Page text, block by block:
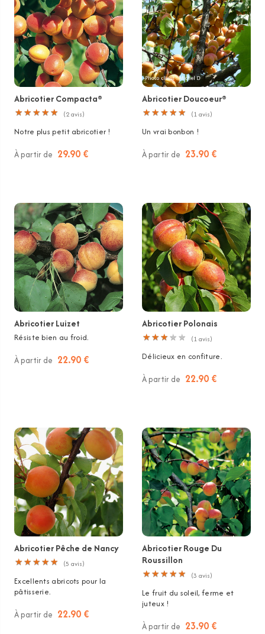
Abricotier Compacta®
★ ★ ★ ★ ★
★ ★ ★ ★ ★ (2avis)
Notre plus petit abricotier !
À partir de 29.90 €
Abricotier Doucoeur®
★ ★ ★ ★ ★
★ ★ ★ ★ ★ (1avis)
Un vrai bonbon !
À partir de 23.90 €
Abricotier Luizet
Résiste bien au froid.
À partir de 22.90 €
Abricotier Polonais
★ ★ ★ ★ ★
★ ★ ★ ★ ★ (1avis)
Délicieux en confiture.
À partir de 22.90 €
Abricotier Pêche de Nancy
★ ★ ★ ★ ★
★ ★ ★ ★ ★ (5 avis)
Excellents abricots pour la
pâtisserie.
À partir de 22.90 €
Abricotier Rouge Du
Roussillon
★ ★ ★ ★ ★
★ ★ ★ ★ ★ (3 avis)
Le fruit du soleil, ferme et
juteux !
À partir de 23.90 €